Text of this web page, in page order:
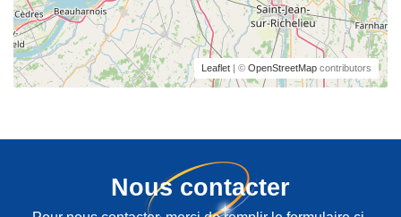
Leaflet | © OpenStreetMap contributors
Nous contacter